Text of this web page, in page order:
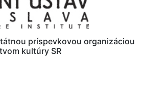
príspevkovou organizáciou
kultúry SR